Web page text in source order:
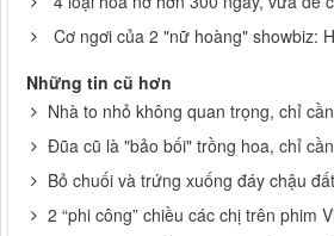
Cơ ngơi của 2 "nữ hoàng" showbiz:
Những tin cũ hơn
Nhà to nhỏ không quan trọng, chỉ
Đũa cũ là "bảo bối" trồng hoa, chỉ
Bỏ chuối và trứng xuống đáy chậu
2 “phi công” chiều các chị trên phim